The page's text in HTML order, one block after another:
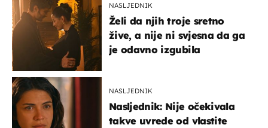
NASLJEDNIK
Želi da njih troje sretno
žive, a nije ni svjesna da ga
je odavno izgubila
NASLJEDNIK
Nasljednik: Nije očekivala
takve uvrede od vlastite